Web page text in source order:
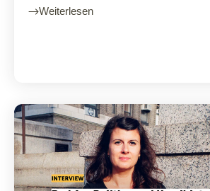
Weiterlesen